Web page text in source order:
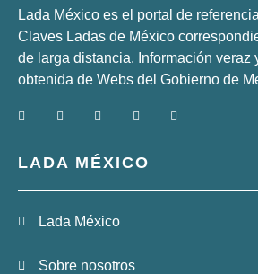
Lada México es el portal de
Claves Ladas de México
de larga distancia. Información veraz
obtenida de Webs del Gobierno de
LADA MÉXICO
Lada México
Sobre nosotros